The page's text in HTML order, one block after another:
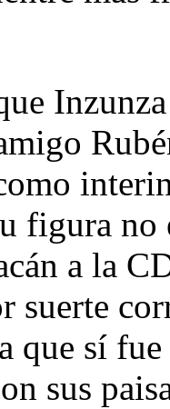
figura no
a la
que sí
sus